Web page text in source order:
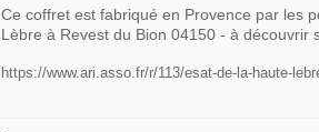
Ce coffret est fabriqué en Provence par les
Lèbre à Revest du Bion 04150 - à découvrir
https://www.ari.asso.fr/r/113/esat-de-la-haute-